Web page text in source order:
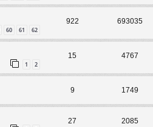
60 61 62
922 693035
1 2
15 4767
9 1749
27 2085